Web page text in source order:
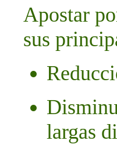
Apostar
sus
largas